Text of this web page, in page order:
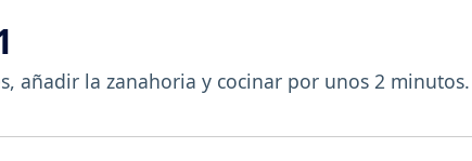
añadir la zanahoria y cocinar por unos 2 minutos.